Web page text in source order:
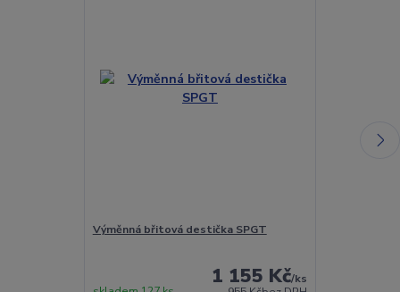
Výměnná břitová destička SPGT
1 155 Kč/ks